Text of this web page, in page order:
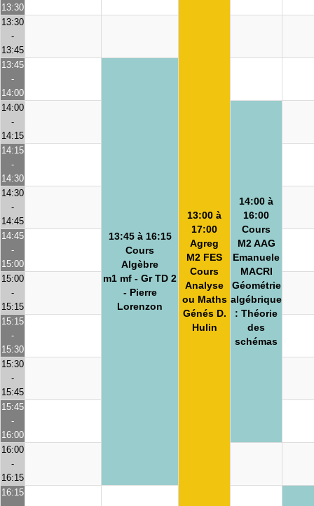
13:00 à
17:00
Agreg
M2 FES
Cours
Analyse
ou Maths
Génés D.
Hulin
13:30
13:30
-
13:45
13:45
-
14:00
13:45 à 16:15
Cours
Algèbre
m1 mf - Gr TD 2
- Pierre
Lorenzon
14:00
-
14:15
14:00 à
16:00
Cours
M2 AAG
Emanuele
MACRI
Géométrie
algébrique
: Théorie
des
schémas
14:15
-
14:30
14:30
-
14:45
14:45
-
15:00
15:00
-
15:15
15:15
-
15:30
15:30
-
15:45
15:45
-
16:00
16:00
-
16:15
16:15